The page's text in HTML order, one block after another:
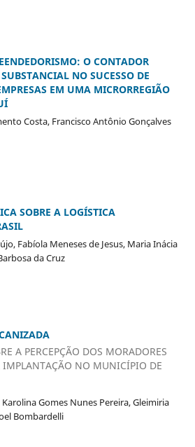
O CONTADOR
NO SUCESSO DE
EM UMA MICRORREGIÃO
Costa, Francisco Antônio Gonçalves
SOBRE A LOGÍSTICA
Fabíola Meneses de Jesus, Maria Inácia
da Cruz
A PERCEPÇÃO DOS MORADORES
IMPLANTAÇÃO NO MUNICÍPIO DE
Gomes Nunes Pereira, Gleimiria
Bombardelli